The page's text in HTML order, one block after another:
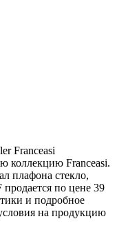
Franceasi
коллекцию Franceasi.
плафона стекло,
по цене 39
и подробное
на продукцию